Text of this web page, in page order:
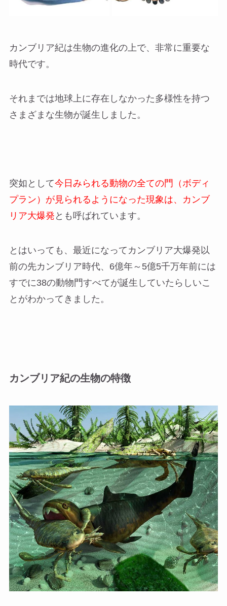
カンブリア紀は生物の進化の上で、非常に重要な
時代です。
それまでは地球上に存在しなかった多様性を持つ
さまざまな生物が誕生しました。
突如として今日みられる動物の全ての門（ボディ
プラン）が見られるようになった現象は、カンブ
リア大爆発 とも呼ばれています。
とはいっても、最近になってカンブリア大爆発以
前の先カンブリア時代、6億年～5億5千万年前には
すでに38の動物門すべてが誕生していたらしいこ
とがわかってきました。
カンブリア紀の生物の特徴